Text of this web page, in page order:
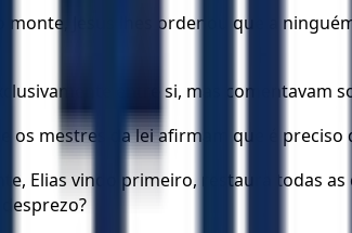
monte, Jesus lhes ordenou que a
entre si, mas comentavam
os mestres da lei afirmam que é preciso
Elias vindo primeiro, restaura